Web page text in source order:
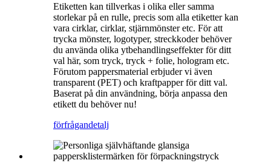
Etiketten kan tillverkas i olika eller samma
storlekar på en rulle, precis som alla etiketter kan
vara cirklar, cirklar, stjärnmönster etc. För att
trycka mönster, logotyper, streckkoder behöver
du använda olika ytbehandlingseffekter för ditt
val här, som tryck, tryck + folie, hologram etc.
Förutom pappersmaterial erbjuder vi även
transparent (PET) och kraftpapper för ditt val.
Baserat på din användning, börja anpassa den
etikett du behöver nu!
förfrågandetalj